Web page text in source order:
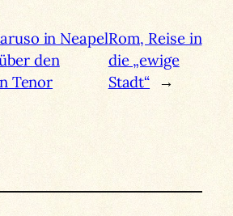
in Neapel
den
Tenor
Rom, Reise in
die „ewige
Stadt“ →